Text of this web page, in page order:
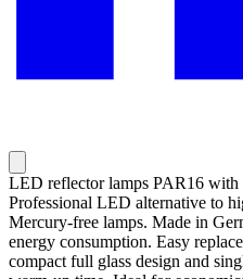
LED reflector lamps PAR16 with
Professional LED alternative to
Mercury-free lamps. Made in
energy consumption. Easy
compact full glass design and